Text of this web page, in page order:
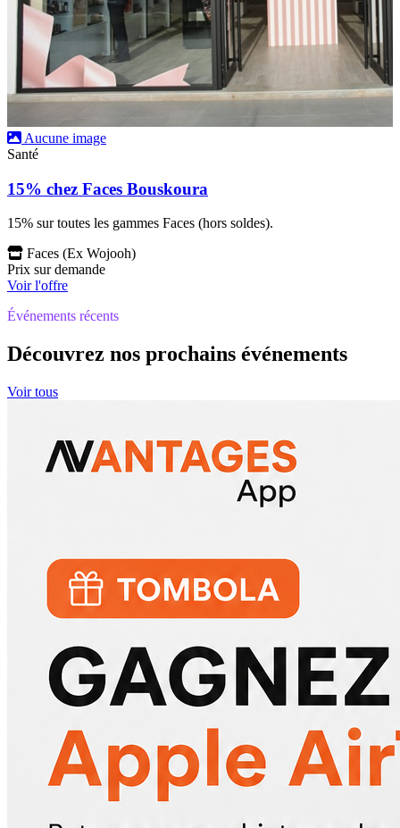
Aucune image
Santé
15% chez Faces Bouskoura
15% sur toutes les gammes Faces (hors soldes).
Faces (Ex Wojooh)
Prix sur demande
Voir l'offre
Événements récents
Découvrez nos prochains événements
Voir tous